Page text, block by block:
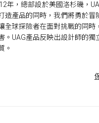
年，總部設於美國洛杉磯，
造產品的同時，我們將勇於冒
全球探險者在面對挑戰的同時
。UAG產品反映出設計師的獨
。